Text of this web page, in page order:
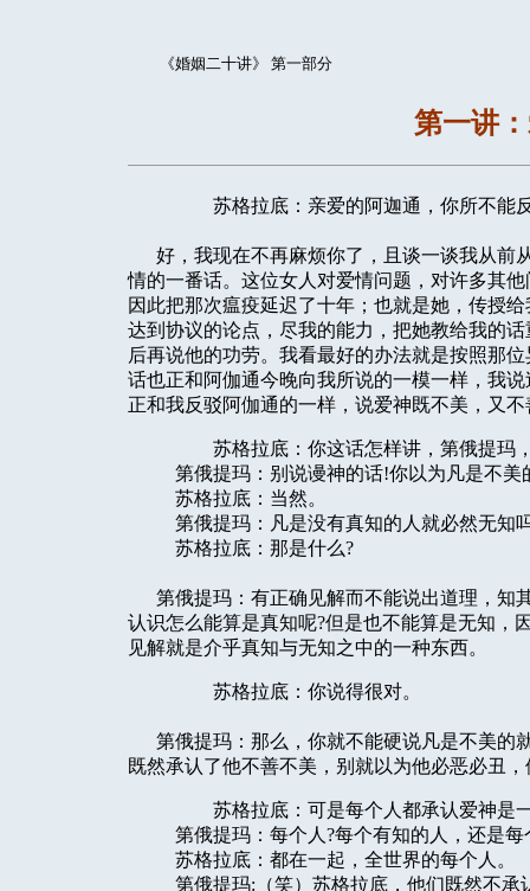
《婚姻二十讲》 第一部分
第一讲
苏格拉底：亲爱的阿迦通，你所不能反
好，我现在不再麻烦你了，且谈一谈我从前
情的一番话。这位女人对爱情问题，对许多其
因此把那次瘟疫延迟了十年；也就是她，传授
达到协议的论点，尽我的能力，把她教给我的
后再说他的功劳。我看最好的办法就是按照那
话也正和阿伽通今晚向我所说的一模一样，我
正和我反驳阿伽通的一样，说爱神既不美，又
苏格拉底：你这话怎样讲，第俄提玛，
第俄提玛：别说谩神的话!你以为凡是不美
苏格拉底：当然。
第俄提玛：凡是没有真知的人就必然无知吗
苏格拉底：那是什么?
第俄提玛：有正确见解而不能说出道理，知
认识怎么能算是真知呢?但是也不能算是无知，
见解就是介乎真知与无知之中的一种东西。
苏格拉底：你说得很对。
第俄提玛：那么，你就不能硬说凡是不美的
既然承认了他不善不美，别就以为他必恶必丑
苏格拉底：可是每个人都承认爱神是
第俄提玛：每个人?每个有知的人，还是每
苏格拉底：都在一起，全世界的每个人。
第俄提玛:（笑）苏格拉底，他们既然不承